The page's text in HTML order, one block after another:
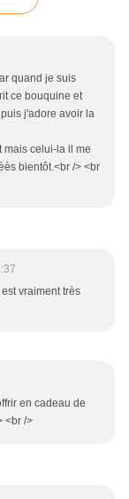
quand je suis
ce bouquine et
j'adore avoir la
mais celui-la il me
bientôt.<br /> <br
vraiment très
en cadeau de
<br />